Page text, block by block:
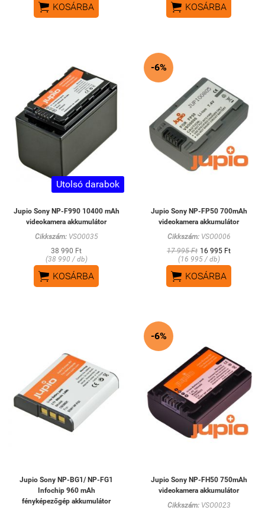
 KOSÁRBA  KOSÁRBA
Utolsó darabok
Jupio Sony NP-F990 10400 mAh
videokamera akkumulátor
Cikkszám:VSO0035
38 990 Ft
(38 990 / db)
 KOSÁRBA
-6%
Jupio Sony NP-FP50 700mAh
videokamera akkumulátor
Cikkszám:VSO0006
17 995 Ft 16 995 Ft
(16 995 / db)
 KOSÁRBA
Jupio Sony NP-BG1/ NP-FG1
Infochip 960 mAh
fényképezőgép akkumulátor
-6%
Jupio Sony NP-FH50 750mAh
videokamera akkumulátor
Cikkszám:VSO0023